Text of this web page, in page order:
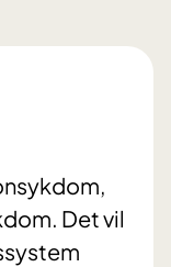
Det vil